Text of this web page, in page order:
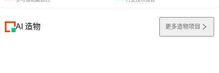
AI 造物 更多造物项目